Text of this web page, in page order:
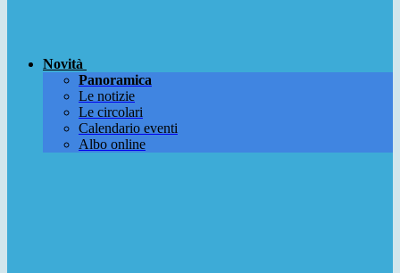
Novità
Panoramica
Le notizie
Le circolari
Calendario eventi
Albo online